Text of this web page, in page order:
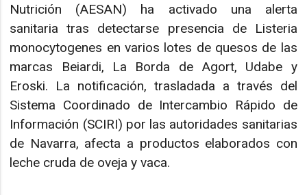
Nutrición (AESAN) ha activado una alerta
sanitaria tras detectarse presencia de Listeria
monocytogenes en varios lotes de quesos de las
marcas Beiardi, La Borda de Agort, Udabe y
Eroski. La notificación, trasladada a través del
Sistema Coordinado de Intercambio Rápido de
Información (SCIRI) por las autoridades sanitarias
de Navarra, afecta a productos elaborados con
leche cruda de oveja y vaca.